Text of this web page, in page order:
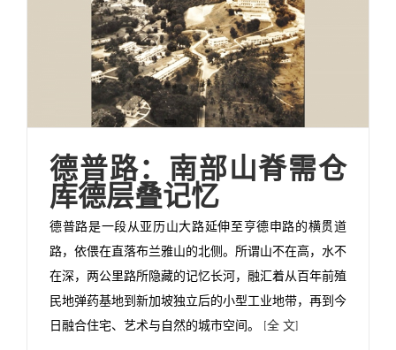
德普路：南部山脊需仓
库德层叠记忆
德普路是一段从亚历山大路延伸至亨德申路的横贯道
路，依偎在直落布兰雅山的北侧。所谓山不在高，水不
在深，两公里路所隐藏的记忆长河，融汇着从百年前殖
民地弹药基地到新加坡独立后的小型工业地带，再到今
日融合住宅、艺术与自然的城市空间。 [全 文]